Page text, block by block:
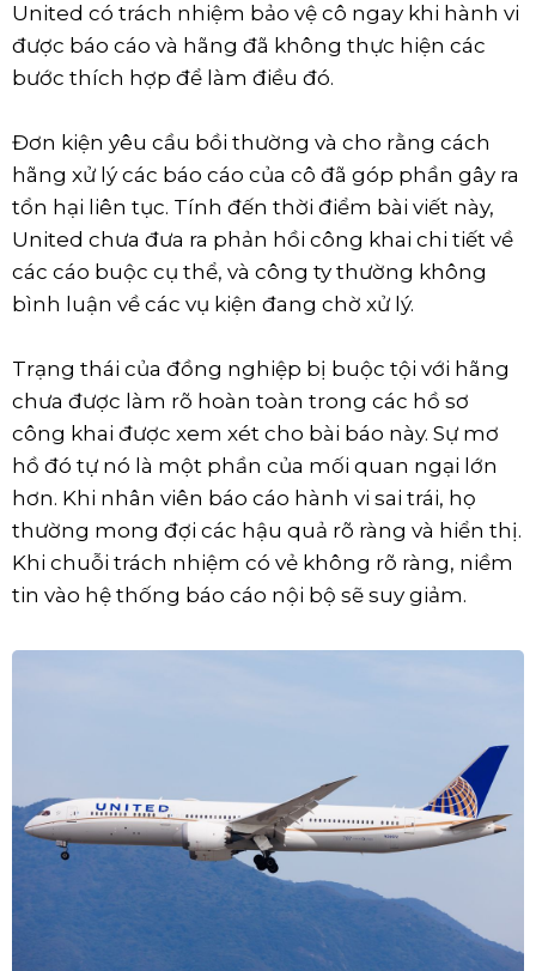
United có trách nhiệm bảo vệ cô ngay khi hành vi
được báo cáo và hãng đã không thực hiện các
bước thích hợp để làm điều đó.
Đơn kiện yêu cầu bồi thường và cho rằng cách
hãng xử lý các báo cáo của cô đã góp phần gây ra
tổn hại liên tục. Tính đến thời điểm bài viết này,
United chưa đưa ra phản hồi công khai chi tiết về
các cáo buộc cụ thể, và công ty thường không
bình luận về các vụ kiện đang chờ xử lý.
Trạng thái của đồng nghiệp bị buộc tội với hãng
chưa được làm rõ hoàn toàn trong các hồ sơ
công khai được xem xét cho bài báo này. Sự mơ
hồ đó tự nó là một phần của mối quan ngại lớn
hơn. Khi nhân viên báo cáo hành vi sai trái, họ
thường mong đợi các hậu quả rõ ràng và hiển thị.
Khi chuỗi trách nhiệm có vẻ không rõ ràng, niềm
tin vào hệ thống báo cáo nội bộ sẽ suy giảm.